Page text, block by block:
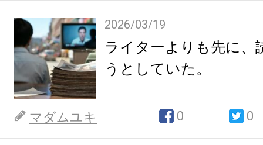
2026/03/19
ライターよりも先に、
うとしていた。
マダムユキ 0 0